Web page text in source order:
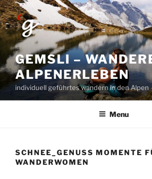
Skip
to
content
GEMSLI –
ALPENERLEBEN
individuell geführtes wandern in den Alpen
Menu
SCHNEE_GENUSS MOMENTE
WANDERWOMEN